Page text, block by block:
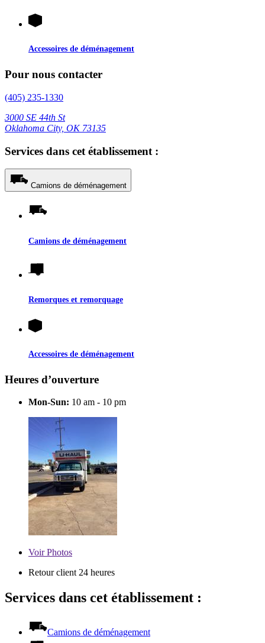
Accessoires de déménagement
Pour nous contacter
(405) 235-1330
3000 SE 44th St
Oklahoma City, OK 73135
Services dans cet établissement :
Camions de déménagement
Camions de déménagement
Remorques et remorquage
Accessoires de déménagement
Heures d’ouverture
Mon-Sun: 10 am - 10 pm
VoirPhotos
Retour client 24 heures
Services dans cet établissement :
Camions de déménagement